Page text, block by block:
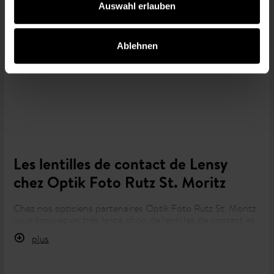
Auswahl erlauben
Ablehnen
Voir les produits d'entretien
Les lentilles de contact de Lensy
chez Optik Foto Rutz St. Moritz
Chez nos opticiens partenaires Optik Foto Rutz St. Moritz
de produits d'entretien de
plus